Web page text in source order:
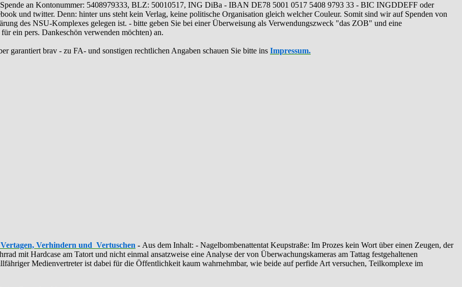
an Kontonummer: 5408979333, BLZ: 50010517, ING DiBa - IBAN DE78 5001 0517 5408 9793 33 - BIC INGDDEFF oder
und twitter. Denn: hinter uns steht kein Verlag, keine politische Organisation gleich welcher Couleur. Somit sind wir auf Spenden von
des NSU-Komplexes gelegen ist. - bitte geben Sie bei einer Überweisung als Verwendungszweck "das ZOB" und eine
ein pers. Dankeschön verwenden möchten) an.
garantiert brav - zu FA- und sonstigen rechtlichen Angaben schauen Sie bitte ins Impressum.
Verhindern und Vertuschen - Aus dem Inhalt: - ‪Nagelbombenattentat‬ ‎Keupstraße‬: Im Prozes kein Wort über einen Zeugen, der
mit Hardcase am Tatort und nicht einmal ansatzweise eine Analyse der von Überwachungskameras am Tattag festgehaltenen
Medienvertreter ist dabei für die Öffentlichkeit kaum wahrnehmbar, wie beide auf perfide Art versuchen, Teilkomplexe im